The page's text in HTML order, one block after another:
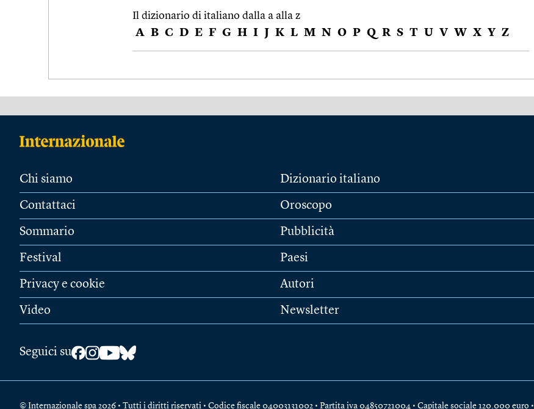
Il dizionario di italiano dalla a alla z
A B C D E F G H I J K L M N O P Q R S T U V W X Y Z
Chi siamo
Contattaci
Sommario
Festival
Privacy e cookie
Video
Dizionario italiano
Oroscopo
Pubblicità
Paesi
Autori
Newsletter
Seguici su
© Internazionale spa 2026 • Tutti i diritti riservati • Codice fiscale 04003131002 • Partita iva 04850721004 • Capitale sociale 120.000 euro •